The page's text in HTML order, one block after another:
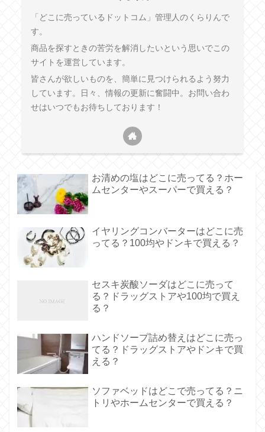
「どこに売っているドットコム」管理人のくらりんで
す。
商品を探すときの苦労を解消したいという思いでこの
サイトを運営しています。
皆さんが欲しいものを、簡単に見つけられるよう努力
しています。日々、情報の更新に奮闘中。お問い合わ
せはいつでもお待ちしております！
お清めの塩はどこに売ってる？ホー
ムセンターやスーパーで買える？
イヤリングコンバーターはどこに売
ってる？100均やドンキで買える？
セスキ炭酸ソーダはどこに売って
る？ドラッグストアや100均で買え
る？
ハンドソープ詰め替えはどこに売っ
てる？ドラッグストアやドンキで買
える？
ソファベッドはどこで売ってる？ニ
トリやホームセンターで買える？